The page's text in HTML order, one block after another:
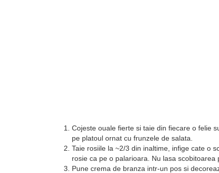
Cojeste ouale fierte si taie din fiecare o felie
pe platoul ornat cu frunzele de salata.
Taie rosiile la ~2/3 din inaltime, infige cate o
rosie ca pe o palarioara. Nu lasa
Pune crema de branza intr-un pos si